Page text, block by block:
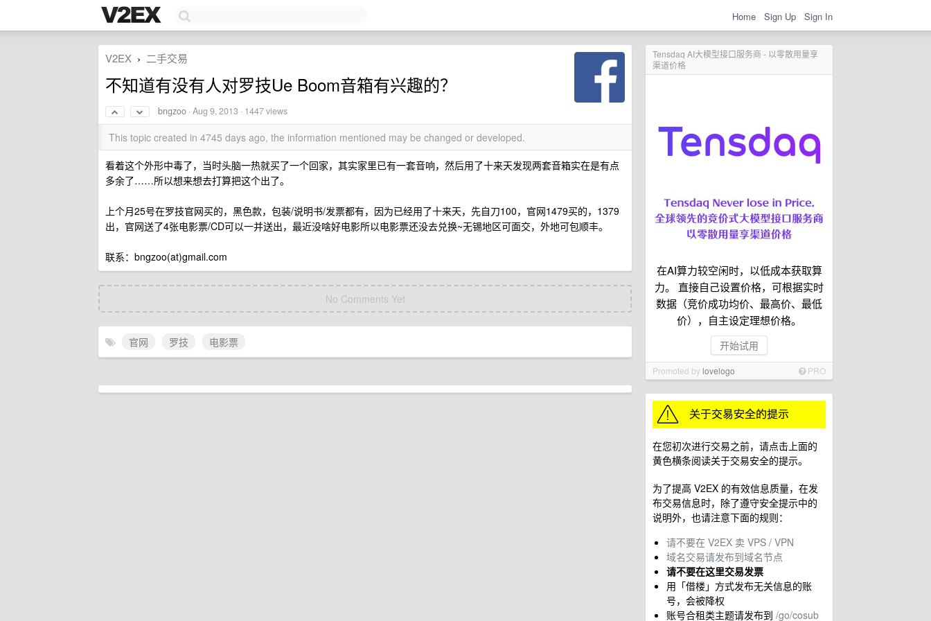
Home Sign Up Sign In
Tensdaq AI大模型接口服务商 - 以零散用量享
渠道价格
在AI算力较空闲时，以低成本获取算
力。 直接自己设置价格，可根据实时
数据（竞价成功均价、最高价、最低
价），自主设定理想价格。
开始试用
Promoted bylovelogo PRO
在您初次进行交易之前，请点击上面的
黄色横条阅读关于交易安全的提示。
为了提高 V2EX 的有效信息质量，在发
布交易信息时，除了遵守安全提示中的
说明外，也请注意下面的规则：
请不要在 V2EX 卖 VPS / VPN
域名交易请发布到域名节点
请不要在这里交易发票
用「借楼」方式发布无关信息的账
号，会被降权
账号合租类主题请发布到 /go/cosub
V2EX › 二手交易
不知道有没有人对罗技Ue Boom音箱有兴趣的？
bngzoo ·Aug 9, 2013 · 1447 views
This topic created in 4745 days ago, the information mentioned may be changed or developed.
看着这个外形中毒了，当时头脑一热就买了一个回家，其实家里已有一套音响，然后用了十来天发现两套音箱实在是有点
多余了……所以想来想去打算把这个出了。
上个月25号在罗技官网买的，黑色款，包装/说明书/发票都有，因为已经用了十来天，先自刀100，官网1479买的，1379
出，官网送了4张电影票/CD可以一并送出，最近没啥好电影所以电影票还没去兑换~无锡地区可面交，外地可包顺丰。
联系：bngzoo(at)gmail.com
No Comments Yet
官网 罗技 电影票